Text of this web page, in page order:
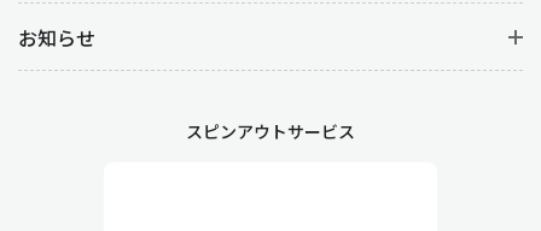
お知らせ
スピンアウトサービス